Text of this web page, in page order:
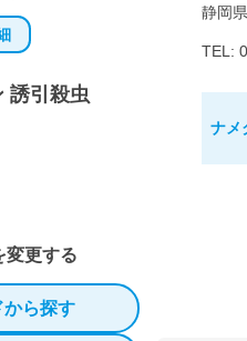
誘引殺虫
変更する
から探す
静岡
TEL:
ナメ